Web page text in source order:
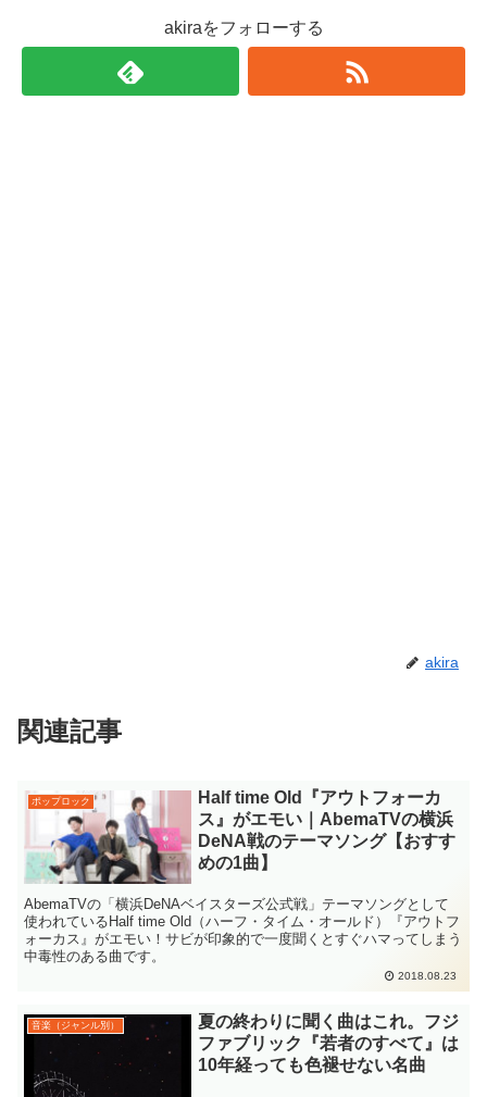
akiraをフォローする
akira
関連記事
ポップロック
Half time Old『アウトフォーカ
ス』がエモい｜AbemaTVの横浜
DeNA戦のテーマソング【おすす
めの1曲】
AbemaTVの「横浜DeNAベイスターズ公式戦」テーマソングとして
使われているHalf time Old（ハーフ・タイム・オールド）『アウトフ
ォーカス』がエモい！サビが印象的で一度聞くとすぐハマってしまう
中毒性のある曲です。
2018.08.23
音楽（ジャンル別）
夏の終わりに聞く曲はこれ。フジ
ファブリック『若者のすべて』は
10年経っても色褪せない名曲